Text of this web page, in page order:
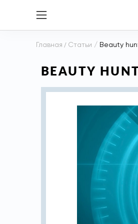
Главная / Статьи / Beauty
BEAUTY